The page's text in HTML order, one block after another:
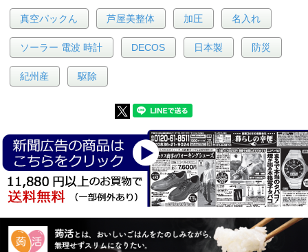
真空パックん 芦屋美整体 加圧 名入れ
ソーラー 電波 時計 DECOS 日本製 防災
紀州産 駆除